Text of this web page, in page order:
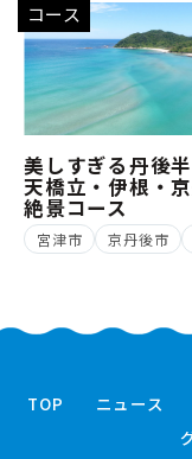
コース
美しすぎる丹後半
天橋立・伊根・
絶景コース
宮津市 京丹後市
TOP ニュース